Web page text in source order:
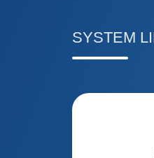
SYSTEM